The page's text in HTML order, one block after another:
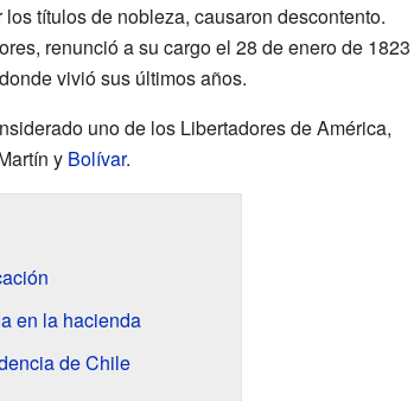
títulos de nobleza, causaron descontento.
renunció a su cargo el 28 de enero de 1823
vivió sus últimos años.
uno de los Libertadores de América,
y Bolívar.
en la hacienda
de Chile